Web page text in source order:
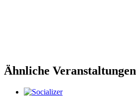
Ähnliche Veranstaltungen